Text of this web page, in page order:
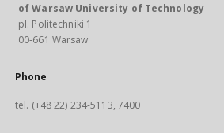
of Warsaw University of Technology
pl. Politechniki 1
00-661 Warsaw
Phone
tel. (+48 22) 234-5113, 7400